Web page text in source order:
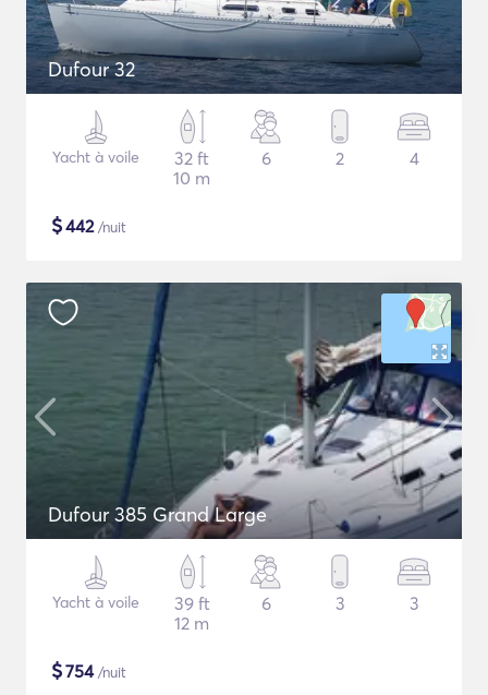
Dufour 32
Yacht à voile
32 ft
10 m
6 2 4
$442/nuit
Dufour 385 Grand Large
Yacht à voile
39 ft
12 m
6 3 3
$754/nuit